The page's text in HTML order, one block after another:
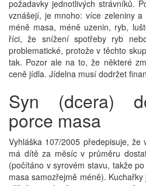
požadavky jednotlivých strávníků.
vznášejí, je mnoho: více zeleniny
méně masa, méně uzenin, ryb,
říci, že snížení spotřeby ryb
problematické, protože v těchto
tak. Pozor ale na to, že některé
ceně jídla. Jídelna musí dodržet
Syn (dcera)
porce masa
Vyhláška 107/2005 předepisuje,
má dítě za měsíc v průměru
(počítáno v syrovém stavu, takže
masa samozřejmě méně).